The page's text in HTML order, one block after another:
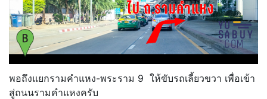
พอถึงแยกรามคำแหง-พระราม 9 ให้ขับรถเลี้ยวขวา เพื่อเข้า
สู่ถนนรามคำแหงครับ